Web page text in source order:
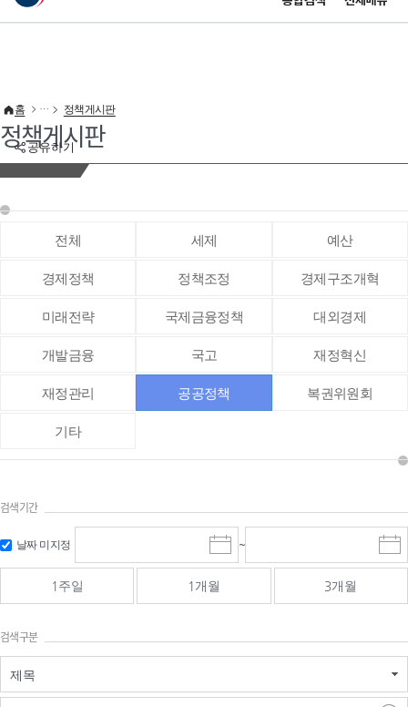
이 누리집은 대한민국 공식 전자정부 누리집입니다.
공유하기
홈 정책게시판
정책게시판
전체 세제 예산
경제정책 정책조정 경제구조개혁
미래전략 국제금융정책 대외경제
개발금융 국고 재정혁신
재정관리 공공정책 복권위원회
기타
검색기간
날짜 미지정
시
작
일
선
~
종
료
선
1주일 1개월 3개월
검색구분
제목